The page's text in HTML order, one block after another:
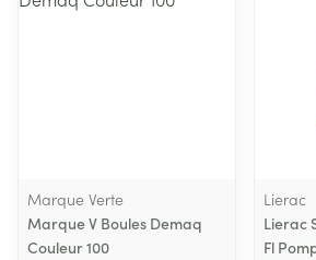
Marque Verte
Marque V Boules Demaq
Couleur 100
Lierac
Lierac
Fl